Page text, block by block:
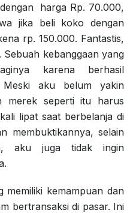
harga Rp. 70.000,
jika beli koko dengan
rp. 150.000. Fantastis,
kebanggaan yang
karena berhasil
Meski aku belum yakin
merek seperti itu harus
lipat saat berbelanja di
membuktikannya, selain
aku juga tidak ingin
memiliki kemampuan dan
bertransaksi di pasar. Ini